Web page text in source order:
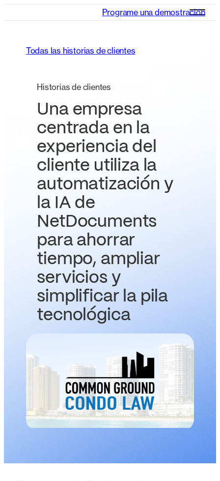
Programe una demostración
Todas las historias de clientes
Historias de clientes
Una empresa
centrada en la
experiencia del
cliente utiliza la
automatización y
la IA de
NetDocuments
para ahorrar
tiempo, ampliar
servicios y
simplificar la pila
tecnológica